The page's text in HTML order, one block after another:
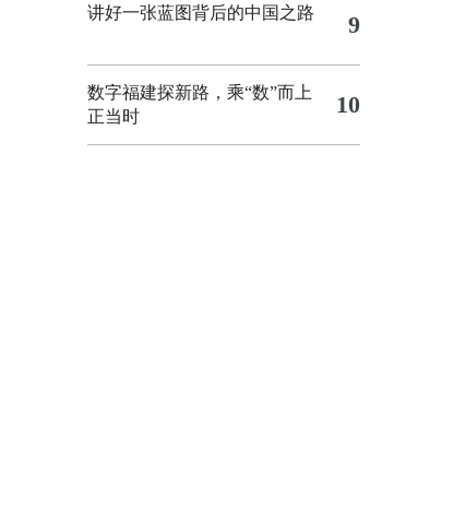
讲好一张蓝图背后的中国之路 9
数字福建探新路，乘“数”而上
正当时
10